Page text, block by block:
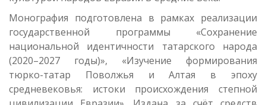
Монография подготовлена в рамках реализации
государственной программы «Сохранение
национальной идентичности татарского народа
(2020–2027 годы)», «Изучение формирования
тюрко-татар Поволжья и Алтая в эпоху
средневековья: истоки происхождения степной